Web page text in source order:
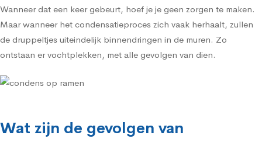
Wanneer dat een keer gebeurt, hoef je je geen zorgen te maken.
Maar wanneer het condensatieproces zich vaak herhaalt, zullen
de druppeltjes uiteindelijk binnendringen in de muren. Zo
ontstaan er vochtplekken, met alle gevolgen van dien.
Wat zijn de gevolgen van